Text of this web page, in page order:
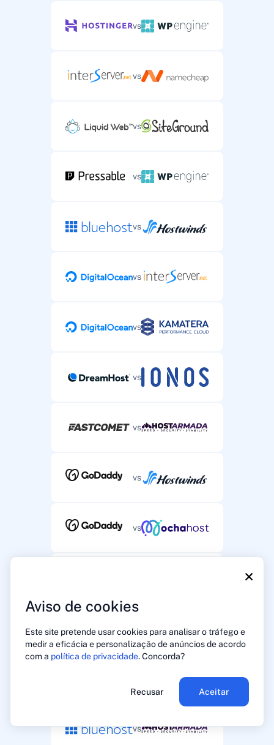
×
Aviso de cookies
Este site pretende usar cookies para analisar o tráfego e
medir a eficácia e personalização de anúncios de acordo
com a política de privacidade. Concorda?
Recusar Aceitar
vs
vs
vs
vs
vs
vs
vs
vs
vs
vs
vs
vs
vs